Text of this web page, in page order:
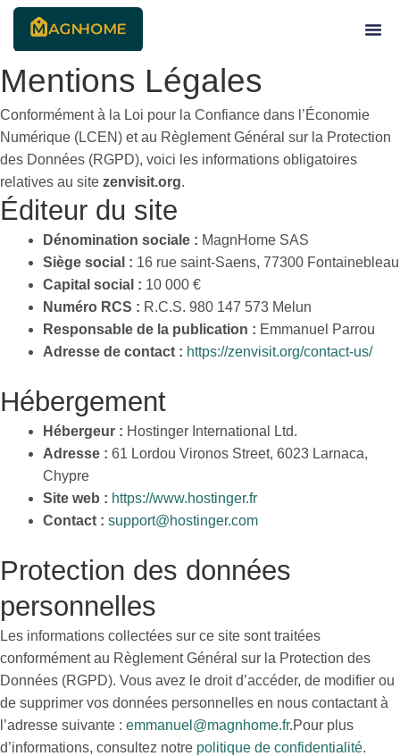
Skip
content
Mentions Légales
Conformément à la Loi pour la Confiance dans l’Économie
Numérique (LCEN) et au Règlement Général sur la Protection
des Données (RGPD), voici les informations obligatoires
relatives au site zenvisit.org.
Éditeur du site
Dénomination sociale : MagnHome SAS
Siège social : 16 rue saint-Saens, 77300 Fontainebleau
Capital social : 10 000 €
Numéro RCS : R.C.S. 980 147 573 Melun
Responsable de la publication : Emmanuel Parrou
Adresse de contact : https://zenvisit.org/contact-us/
Hébergement
Hébergeur : Hostinger International Ltd.
Adresse : 61 Lordou Vironos Street, 6023 Larnaca,
Chypre
Site web : https://www.hostinger.fr
Contact : support@hostinger.com
Protection des données
personnelles
Les informations collectées sur ce site sont traitées
conformément au Règlement Général sur la Protection des
Données (RGPD). Vous avez le droit d’accéder, de modifier ou
de supprimer vos données personnelles en nous contactant à
l’adresse suivante : emmanuel@magnhome.fr.Pour plus
d’informations, consultez notre politique de confidentialité.